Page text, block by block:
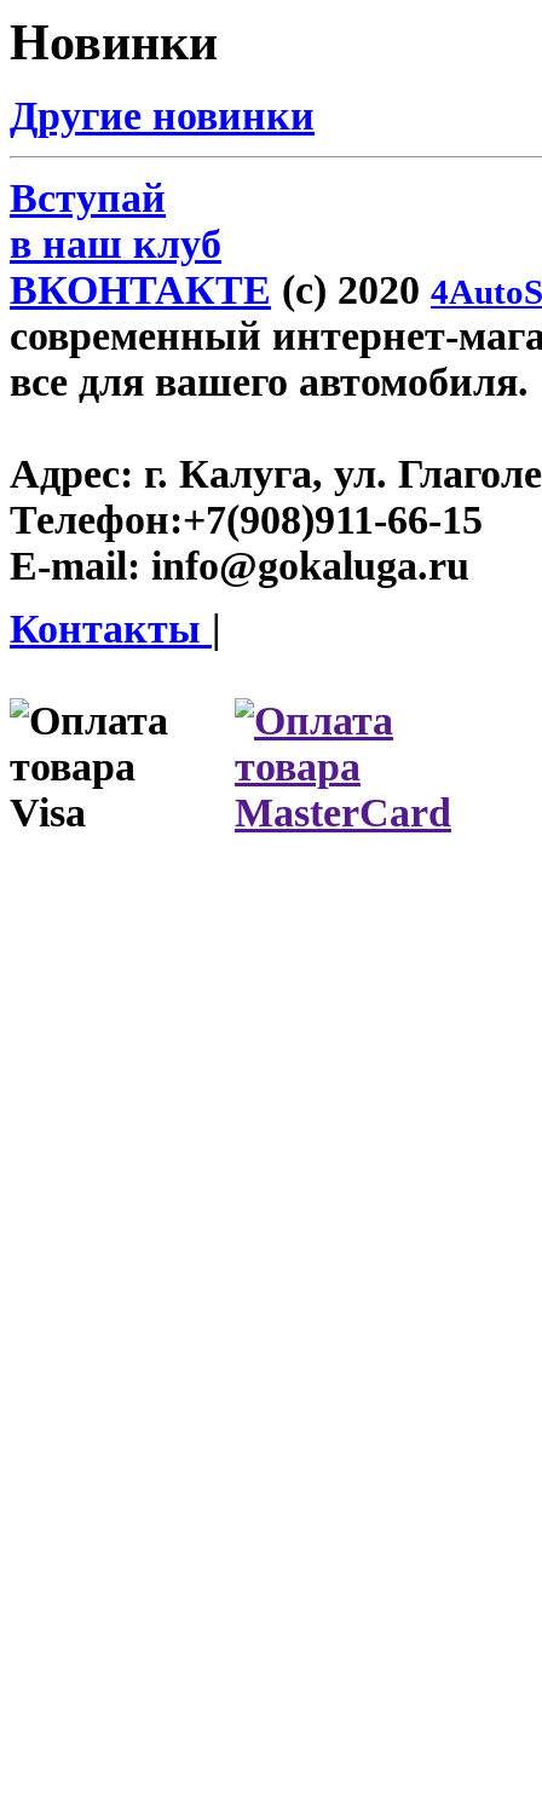
Новинки
Другие новинки
Вступай
в наш клуб
ВКОНТАКТЕ (c) 2020
современный интернет-
все для вашего автомобиля.
Адрес: г. Калуга, ул.
Телефон:+7(908)911-66-15
E-mail: info@gokaluga.ru
Контакты |